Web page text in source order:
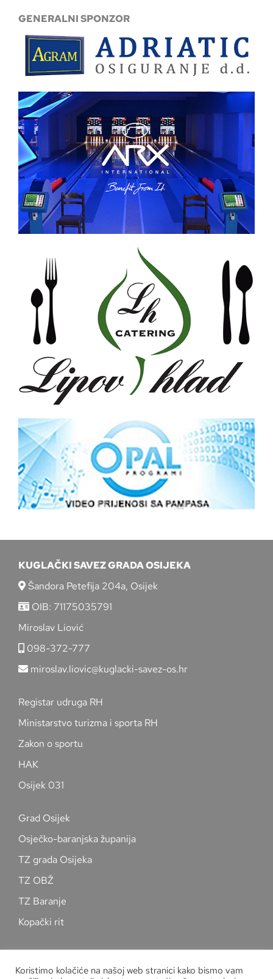
GENERALNI SPONZOR
KUGLAČKI SAVEZ GRADA OSIJEKA
Šandora Petefija 204a, Osijek
OIB: 71175035791
Miroslav Liović
098-372-777
miroslav.liovic@kuglacki-savez-os.hr
Registar udruga RH
Ministarstvo turizma i sporta RH
Zakon o sportu
HAK
Osijek 031
Grad Osijek
Osječko-baranjska županija
TZ grada Osijeka
TZ OBŽ
TZ Baranje
Kopački rit
Koristimo kolačiće na našoj web stranici kako bismo vam